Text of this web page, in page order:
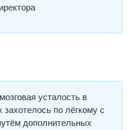
усталость в
по лёгкому с
дополнительных